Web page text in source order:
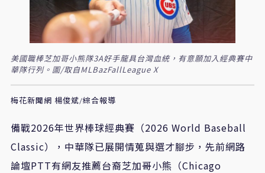
美國職棒芝加哥小熊隊3A好手龍具台灣血統，有意願加入經典賽中
華隊行列。圖/取自MLBazFallLeague X
梅花新聞網 楊俊斌/綜合報導
備戰2026年世界棒球經典賽（2026 World Baseball
Classic），中華隊已展開情蒐與選才腳步，先前網路
論壇PTT有網友推薦台裔芝加哥小熊（Chicago